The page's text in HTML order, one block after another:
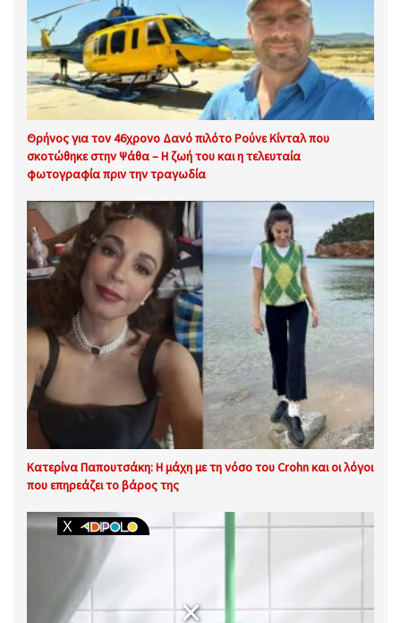
Θρήνος για τον 46χρονο Δανό πιλότο Ρούνε Κίνταλ που
σκοτώθηκε στην Ψάθα – Η ζωή του και η τελευταία
φωτογραφία πριν την τραγωδία
Κατερίνα Παπουτσάκη: Η μάχη με τη νόσο του Crohn και οι λόγοι
που επηρεάζει το βάρος της